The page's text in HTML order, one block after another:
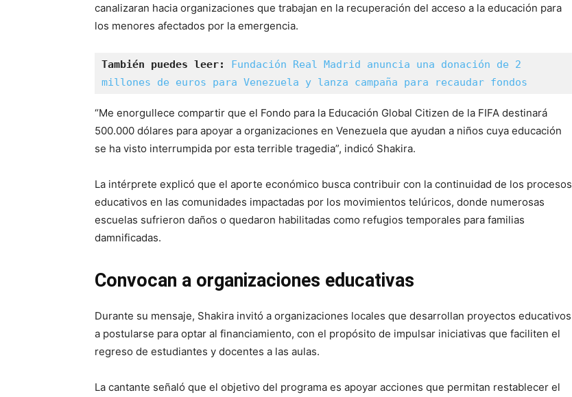
canalizaran hacia organizaciones que trabajan en la recuperación del acceso a la educación para
los menores afectados por la emergencia.
También puedes leer:
Fundación Real Madrid anuncia una donación de 2
millones de euros para Venezuela y lanza campaña para recaudar fondos
“Me enorgullece compartir que el Fondo para la Educación Global Citizen de la FIFA destinará
500.000 dólares para apoyar a organizaciones en Venezuela que ayudan a niños cuya educación
se ha visto interrumpida por esta terrible tragedia”, indicó Shakira.
La intérprete explicó que el aporte económico busca contribuir con la continuidad de los procesos
educativos en las comunidades impactadas por los movimientos telúricos, donde numerosas
escuelas sufrieron daños o quedaron habilitadas como refugios temporales para familias
damnificadas.
Convocan a organizaciones educativas
Durante su mensaje, Shakira invitó a organizaciones locales que desarrollan proyectos educativos
a postularse para optar al financiamiento, con el propósito de impulsar iniciativas que faciliten el
regreso de estudiantes y docentes a las aulas.
La cantante señaló que el objetivo del programa es apoyar acciones que permitan restablecer el